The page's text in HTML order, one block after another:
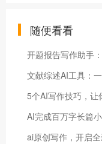
随便看看
开题报告写作助手
文献综述AI工具：
5个AI写作技巧，让
AI完成百万字长篇
ai原创写作，开启